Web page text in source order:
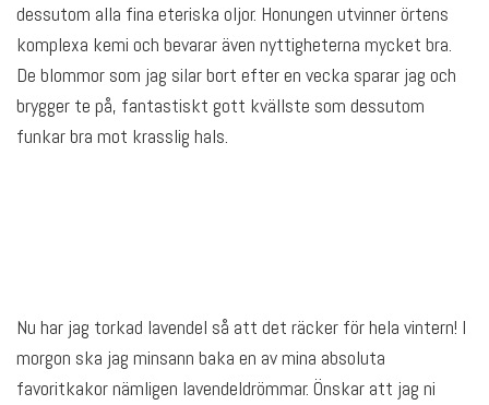
dessutom alla fina eteriska oljor. Honungen utvinner örtens
komplexa kemi och bevarar även nyttigheterna mycket bra.
De blommor som jag silar bort efter en vecka sparar jag och
brygger te på, fantastiskt gott kvällste som dessutom
funkar bra mot krasslig hals.
Nu har jag torkad lavendel så att det räcker för hela vintern! I
morgon ska jag minsann baka en av mina absoluta
favoritkakor nämligen lavendeldrömmar. Önskar att jag ni